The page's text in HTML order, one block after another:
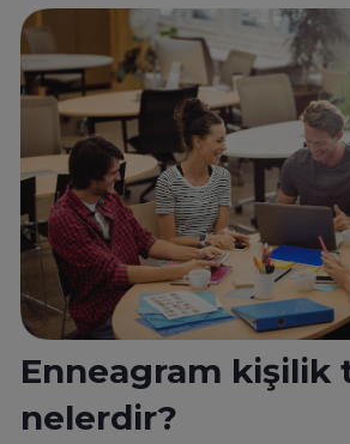
Enneagram kişilik
nelerdir?